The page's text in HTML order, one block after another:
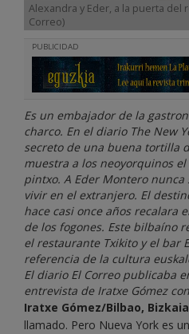
Alexandra y Eder, a la puerta del
Correo)
PUBLICIDAD
Es un embajador de la
charco. En el diario The New
secreto de una buena tortilla
muestra a los neoyorquinos
pintxo. A Eder Montero nunca
vivir en el extranjero. El
hace casi once años recalara
de los fogones. Este bilbaíno
el restaurante Txikito y el bar
referencia de la cultura
El diario El Correo publicaba
entrevista de Iratxe Gómez
Iratxe Gómez/Bilbao,
llamado. Pero Nueva York es